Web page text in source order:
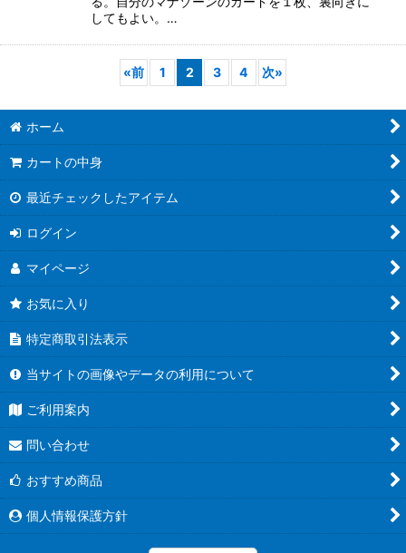
してもよい。…
«前 1 2 3 4 次»
ホーム
カートの中身
最近チェックしたアイテム
ログイン
マイページ
お気に入り
特定商取引法表示
当サイトの画像やデータの利用について
ご利用案内
問い合わせ
おすすめ商品
個人情報保護方針